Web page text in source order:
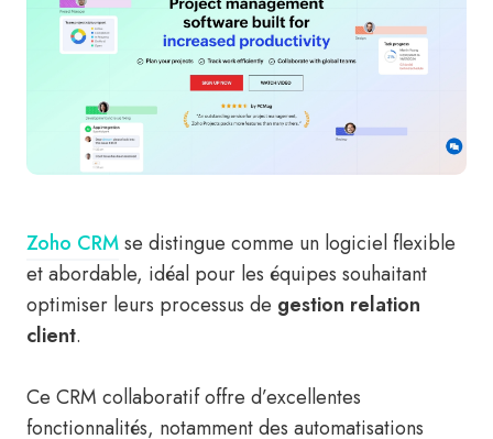
Zoho CRMse distingue comme un logiciel flexible
et abordable, idéal pour les équipes souhaitant
optimiser leurs processus de gestion relation
client.
Ce CRM collaboratif offre d’excellentes
fonctionnalités, notamment des automatisations